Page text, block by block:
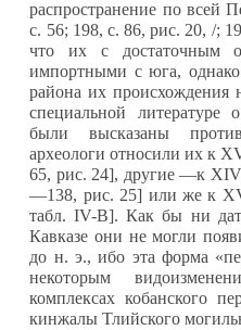
распространение по всей
с. 56; 198, с. 86, рис. 20, /;
что их с достаточным
импортными с юга, однако
района их происхождения
специальной литературе
были высказаны
археологи относили их к
65, рис. 24], другие —к
—138, рис. 25] или же к
табл. IV-B]. Как бы ни
Кавказе они не могли
до н. э., ибо эта форма
некоторым
комплексах кобанского
кинжалы Тлийского